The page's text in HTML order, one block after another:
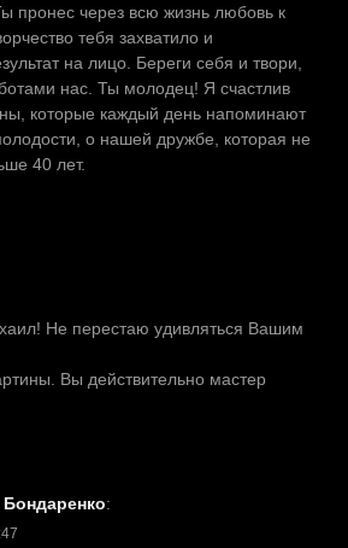
пронес через всю жизнь любовь к
тебя захватило и
на лицо. Береги себя и твори,
нас. Ты молодец! Я счастлив
которые каждый день напоминают
о нашей дружбе, которая не
40 лет.
Не перестаю удивляться Вашим
Вы действительно мастер
: